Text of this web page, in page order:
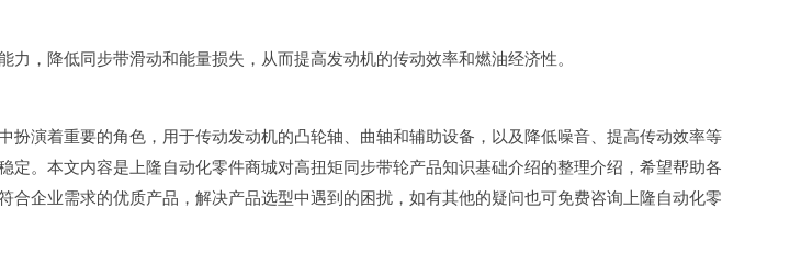
力，降低同步带滑动和能量损失，从而提高发动机的传动效率和燃油经济性。
扮演着重要的角色，用于传动发动机的凸轮轴、曲轴和辅助设备，以及降低噪音、提高传动效率等
定。本文内容是上隆自动化零件商城对高扭矩同步带轮产品知识基础介绍的整理介绍，希望帮助各
合企业需求的优质产品，解决产品选型中遇到的困扰，如有其他的疑问也可免费咨询上隆自动化零